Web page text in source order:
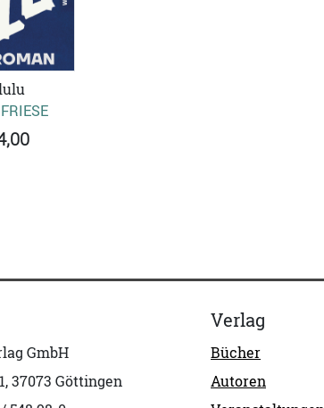
GmbH
37073 Göttingen
Verlag
Bücher
Autoren